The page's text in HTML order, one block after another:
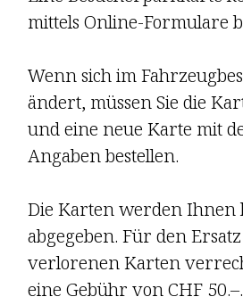
mittels Online-Formulare
Wenn sich im
ändert, müssen Sie die
und eine neue Karte mit
Angaben bestellen.
Die Karten werden Ihnen
abgegeben. Für den
verlorenen Karten
eine Gebühr vonCHF 50.–.